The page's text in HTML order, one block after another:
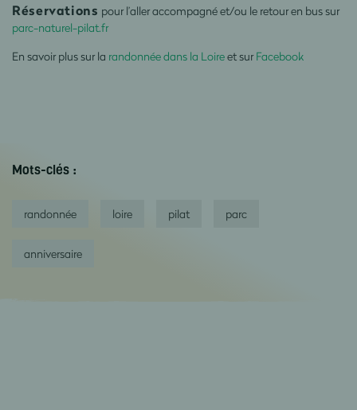
Réservations pour l’aller accompagné et/ou le retour en bus sur
parc-naturel-pilat.fr
En savoir plus sur la randonnée dans la Loireet sur Facebook
Mots-clés :
randonnée loire pilat parc
anniversaire